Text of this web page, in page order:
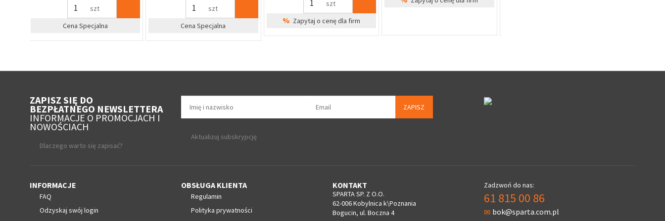
Zapytaj o cenę dla firm Zapytaj o cenę dla firm
szt
ZAPISZ SIĘ DO
BEZPŁATNEGO NEWSLETTERA
INFORMACJE O PROMOCJACH I
NOWOŚCIACH
Dlaczego warto się zapisać?
ZAPISZ
Aktualizuj subskrypcję
INFORMACJE
FAQ
Odzyskaj swój login
OBSŁUGA KLIENTA
Regulamin
Polityka prywatności
KONTAKT
SPARTA SP. Z O.O.
62-006 Kobylnica k\Poznania
Bogucin, ul. Boczna 4
Zadzwoń do nas:
61 815 00 86
bok@sparta.com.pl